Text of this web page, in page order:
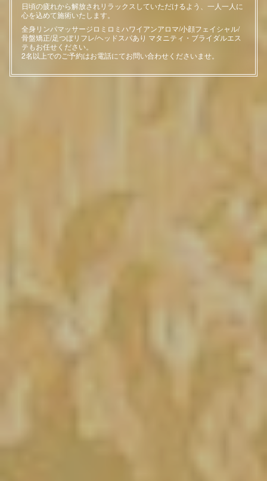
日頃の疲れから解放されリラックスしていただけるよう、一人一人に
心を込めて施術いたします。
全身リンパマッサージロミロミハワイアンアロマ/小顔フェイシャル/
骨盤矯正/足つぼリフレ/ヘッドスパあり マタニティ・ブライダルエス
テもお任せください。
2名以上でのご予約はお電話にてお問い合わせくださいませ。